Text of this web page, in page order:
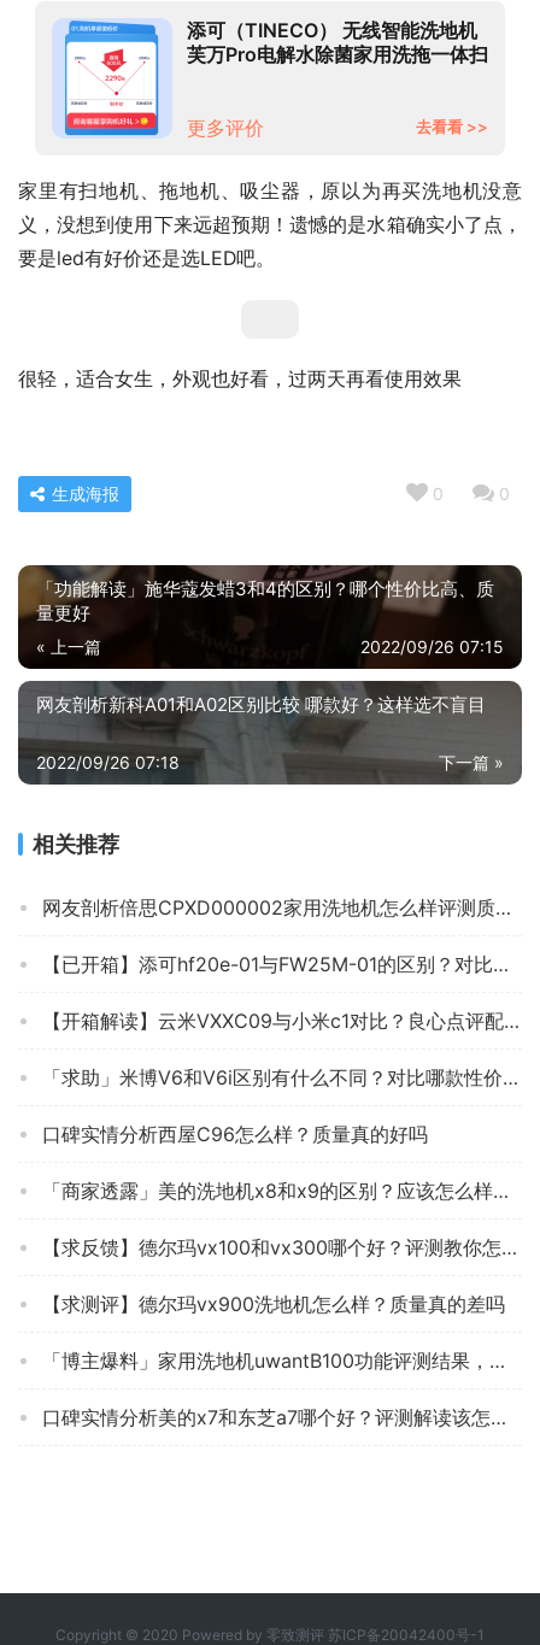
添可（TINECO） 无线智能洗地机
芙万Pro电解水除菌家用洗拖一体扫
更多评价
去看看 >>
家里有扫地机、拖地机、吸尘器，原以为再买洗地机没意
义，没想到使用下来远超预期！遗憾的是水箱确实小了点，
要是led有好价还是选LED吧。
很轻，适合女生，外观也好看，过两天再看使用效果
0 0
生成海报
「功能解读」施华蔻发蜡3和4的区别？哪个性价比高、质
量更好
« 上一篇 2022/09/26 07:15
网友剖析新科A01和A02区别比较 哪款好？这样选不盲目
下一篇 »
2022/09/26 07:18
相关推荐
网友剖析倍思CPXD000002家用洗地机怎么样评测质量值得买吗？
【已开箱】添可hf20e-01与FW25M-01的区别？对比哪款性价比更高
【开箱解读】云米VXXC09与小米c1对比？良心点评配置区别
「求助」米博V6和V6i区别有什么不同？对比哪款性价比更高
口碑实情分析西屋C96怎么样？质量真的好吗
「商家透露」美的洗地机x8和x9的区别？应该怎么样选择
【求反馈】德尔玛vx100和vx300哪个好？评测教你怎么选
【求测评】德尔玛vx900洗地机怎么样？质量真的差吗
「博主爆料」家用洗地机uwantB100功能评测结果，看看买家怎么样评价的
口碑实情分析美的x7和东芝a7哪个好？评测解读该怎么选
Copyright © 2020 Powered by 零致测评 苏ICP备20042400号-1